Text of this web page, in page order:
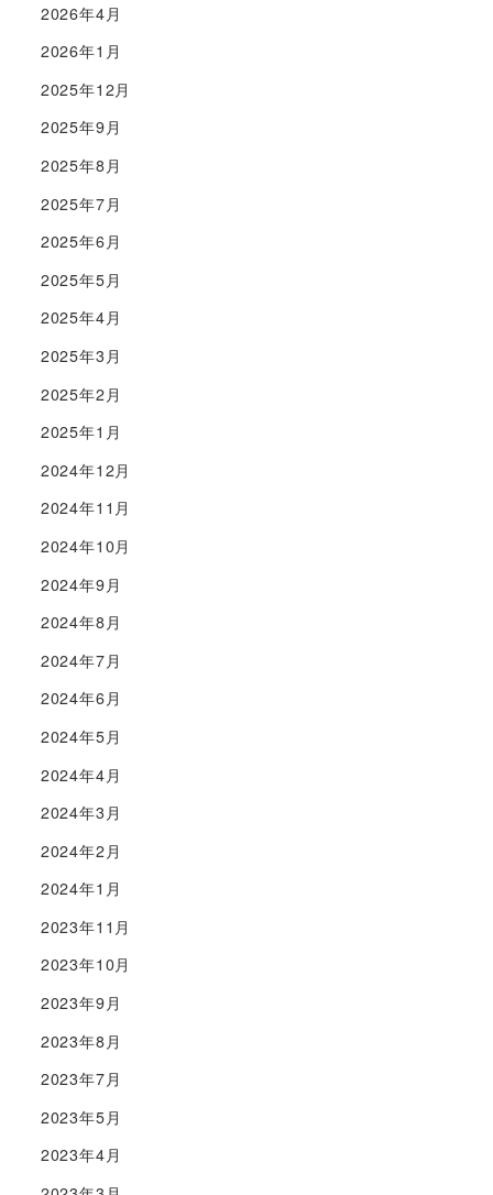
2026年4月
2026年1月
2025年12月
2025年9月
2025年8月
2025年7月
2025年6月
2025年5月
2025年4月
2025年3月
2025年2月
2025年1月
2024年12月
2024年11月
2024年10月
2024年9月
2024年8月
2024年7月
2024年6月
2024年5月
2024年4月
2024年3月
2024年2月
2024年1月
2023年11月
2023年10月
2023年9月
2023年8月
2023年7月
2023年5月
2023年4月